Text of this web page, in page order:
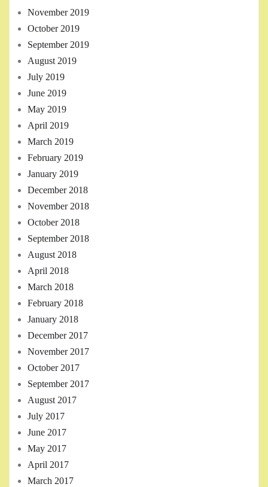
November 2019
October 2019
September 2019
August 2019
July 2019
June 2019
May 2019
April 2019
March 2019
February 2019
January 2019
December 2018
November 2018
October 2018
September 2018
August 2018
April 2018
March 2018
February 2018
January 2018
December 2017
November 2017
October 2017
September 2017
August 2017
July 2017
June 2017
May 2017
April 2017
March 2017